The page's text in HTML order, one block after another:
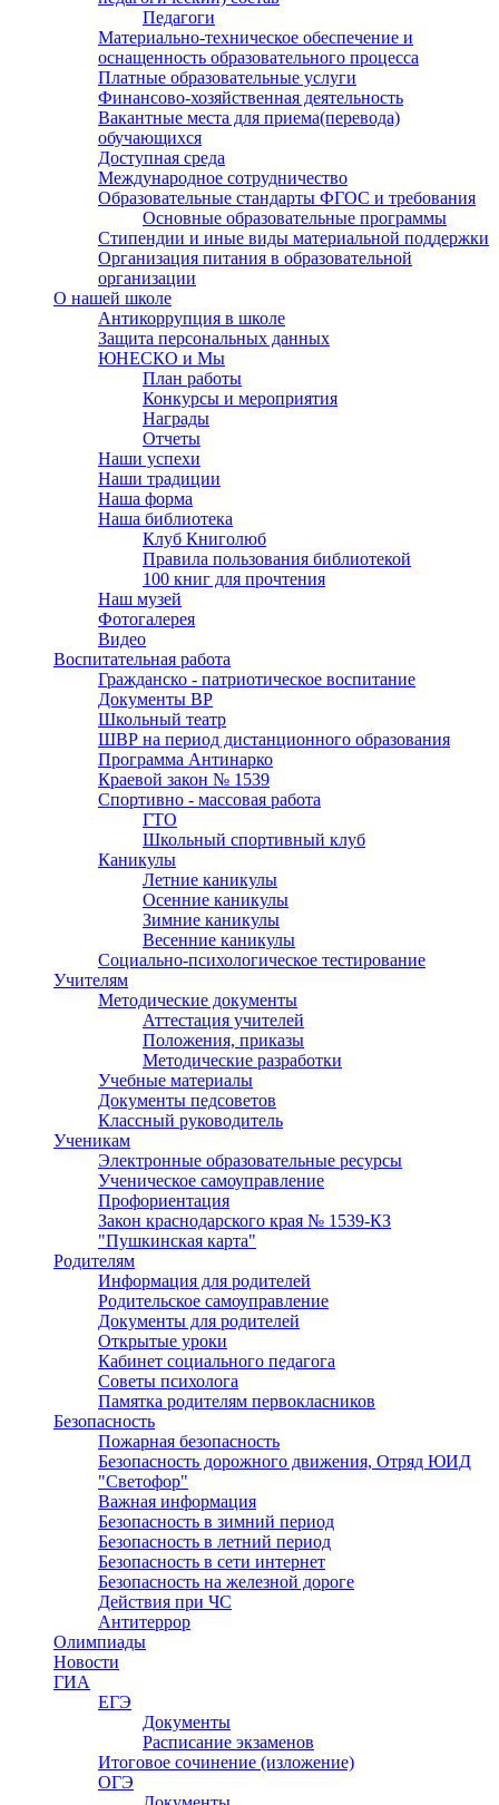
Педагоги
Материально-техническое обеспечение и
оснащенность образовательного процесса
Платные образовательные услуги
Финансово-хозяйственная деятельность
Вакантные места для приема(перевода)
обучающихся
Доступная среда
Международное сотрудничество
Образовательные стандарты ФГОС и требования
Основные образовательные программы
Стипендии и иные виды материальной поддержки
Организация питания в образовательной
организации
О нашей школе
Антикоррупция в школе
Защита персональных данных
ЮНЕСКО и Мы
План работы
Конкурсы и мероприятия
Награды
Отчеты
Наши успехи
Наши традиции
Наша форма
Наша библиотека
Клуб Книголюб
Правила пользования библиотекой
100 книг для прочтения
Наш музей
Фотогалерея
Видео
Воспитательная работа
Гражданско - патриотическое воспитание
Документы ВР
Школьный театр
ШВР на период дистанционного образования
Программа Антинарко
Краевой закон № 1539
Спортивно - массовая работа
ГТО
Школьный спортивный клуб
Каникулы
Летние каникулы
Осенние каникулы
Зимние каникулы
Весенние каникулы
Социально-психологическое тестирование
Учителям
Методические документы
Аттестация учителей
Положения, приказы
Методические разработки
Учебные материалы
Документы педсоветов
Классный руководитель
Ученикам
Электронные образовательные ресурсы
Ученическое самоуправление
Профориентация
Закон краснодарского края № 1539-КЗ
"Пушкинская карта"
Родителям
Информация для родителей
Родительское самоуправление
Документы для родителей
Открытые уроки
Кабинет социального педагога
Советы психолога
Памятка родителям первокласников
Безопасность
Пожарная безопасность
Безопасность дорожного движения, Отряд ЮИД
"Светофор"
Важная информация
Безопасность в зимний период
Безопасность в летний период
Безопасность в сети интернет
Безопасность на железной дороге
Действия при ЧС
Антитеррор
Олимпиады
Новости
ГИА
ЕГЭ
Документы
Расписание экзаменов
Итоговое сочинение (изложение)
ОГЭ